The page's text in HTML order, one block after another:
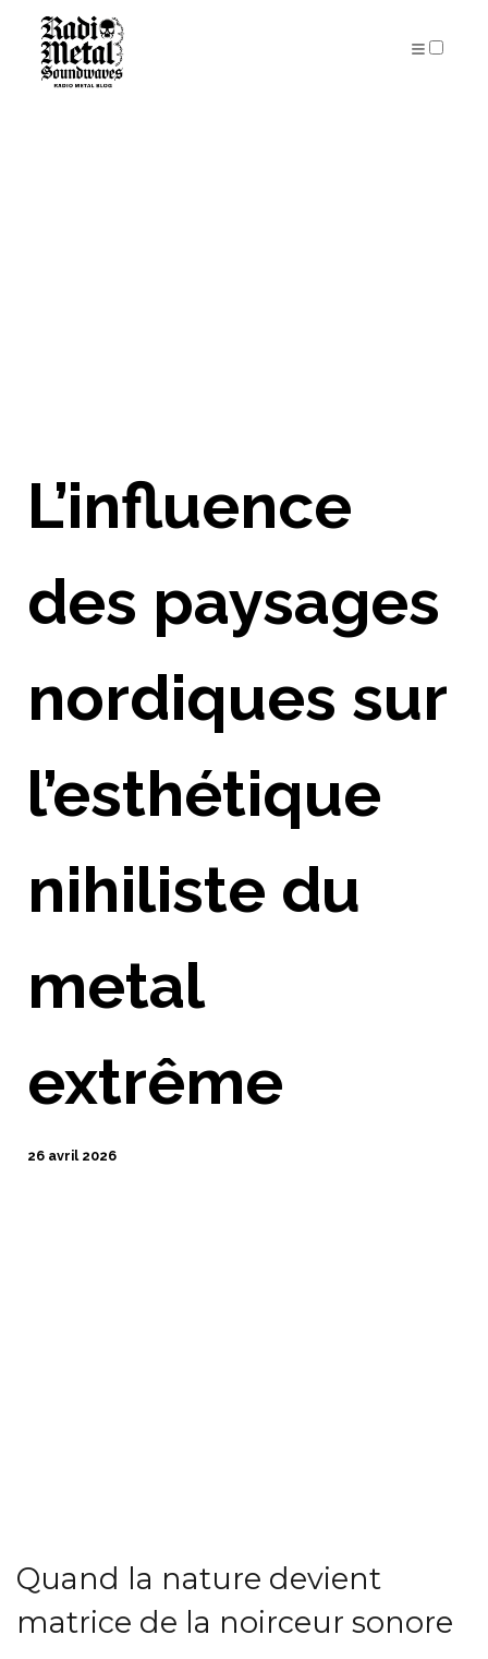
L’influence
des paysages
nordiques sur
l’esthétique
nihiliste du
metal
extrême
26 avril 2026
Quand la nature devient
matrice de la noirceur sonore